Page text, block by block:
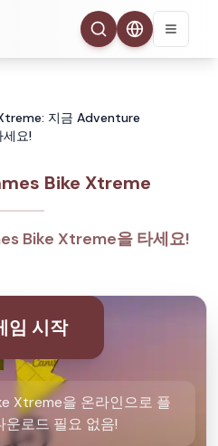
지금 Adventure
요!
Bike Xtreme
Bike Xtreme을 타세요!
임 시작
Xtreme을 온라인으로 플
운로드 필요 없음!